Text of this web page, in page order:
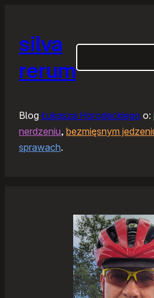
silva
rerum
Blog Łukasza Horodeckiego o:
nerdzeniu, bezmięsnym
sprawach.